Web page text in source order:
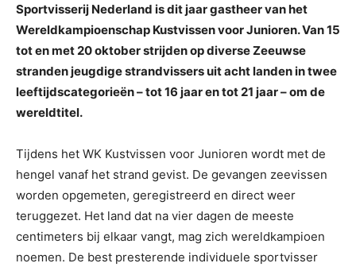
Sportvisserij Nederland is dit jaar gastheer van het
Wereldkampioenschap Kustvissen voor Junioren. Van 15
tot en met 20 oktober strijden op diverse Zeeuwse
stranden jeugdige strandvissers uit acht landen in twee
leeftijdscategorieën – tot 16 jaar en tot 21 jaar – om de
wereldtitel.
Tijdens het WK Kustvissen voor Junioren wordt met de
hengel vanaf het strand gevist. De gevangen zeevissen
worden opgemeten, geregistreerd en direct weer
teruggezet. Het land dat na vier dagen de meeste
centimeters bij elkaar vangt, mag zich wereldkampioen
noemen. De best presterende individuele sportvisser